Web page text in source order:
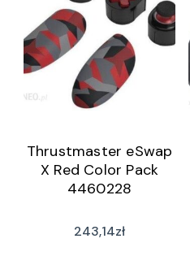
Thrustmaster eSwap
X Red Color Pack
4460228
243,14zł